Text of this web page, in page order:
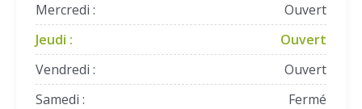
Mercredi :
Ouvert
Jeudi :
Ouvert
Vendredi :
Ouvert
Samedi :
Fermé